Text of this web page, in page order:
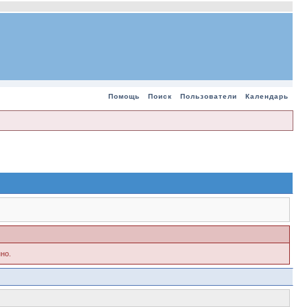
Помощь Поиск Пользователи Календарь